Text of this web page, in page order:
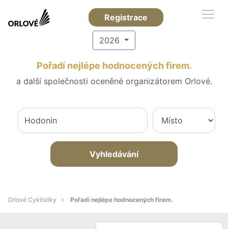
Registrace
2026
Pořadí nejlépe hodnocených firem.
a další společnosti oceněné organizátorem Orlové.
Vyhledávání
Orlové Cyklistiky Pořadí nejlépe hodnocených firem.